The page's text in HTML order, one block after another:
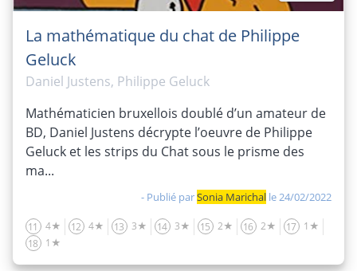
La mathématique du chat de Philippe
Geluck
Daniel Justens, Philippe Geluck
Mathématicien bruxellois doublé d’un amateur de
BD, Daniel Justens décrypte l’oeuvre de Philippe
Geluck et les strips du Chat sous le prisme des
ma...
- Publié parSonia Marichal le 24/02/2022
11 4★ 12 4★ 13 3★ 14 3★ 15 2★ 16 2★ 17
1★
18
1★